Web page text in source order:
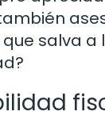
salva